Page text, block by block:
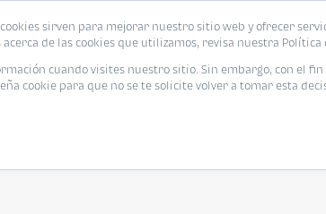
cookies sirven para mejorar nuestro sitio web y ofrecer
de las cookies que utilizamos, revisa nuestra Política
cuando visites nuestro sitio. Sin embargo, con el
cookie para que no se te solicite volver a tomar esta